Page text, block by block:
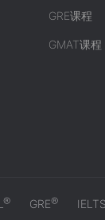
GRE课程
GMAT课程
® GRE® IELTS